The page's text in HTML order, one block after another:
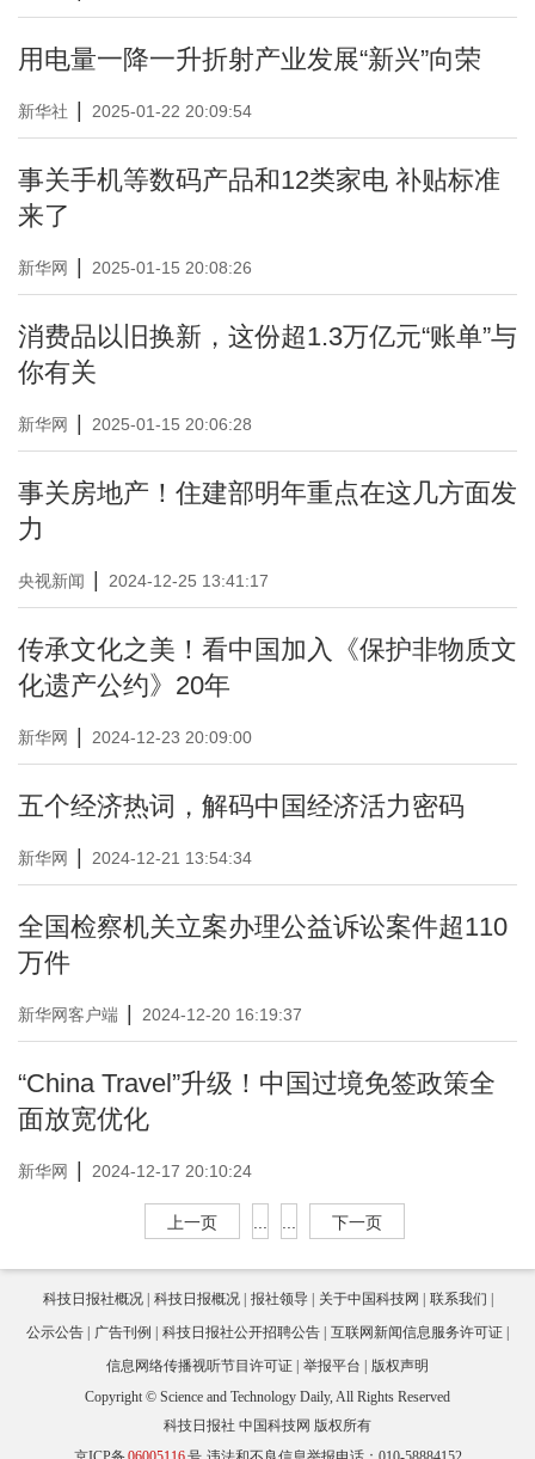
用电量一降一升折射产业发展“新兴”向荣
新华社 2025-01-22 20:09:54
事关手机等数码产品和12类家电 补贴标准
来了
新华网 2025-01-15 20:08:26
消费品以旧换新，这份超1.3万亿元“账单”与
你有关
新华网 2025-01-15 20:06:28
事关房地产！住建部明年重点在这几方面发
力
央视新闻 2024-12-25 13:41:17
传承文化之美！看中国加入《保护非物质文
化遗产公约》20年
新华网 2024-12-23 20:09:00
五个经济热词，解码中国经济活力密码
新华网 2024-12-21 13:54:34
全国检察机关立案办理公益诉讼案件超110
万件
新华网客户端 2024-12-20 16:19:37
“China Travel”升级！中国过境免签政策全
面放宽优化
新华网 2024-12-17 20:10:24
上一页 下一页
科技日报社概况 科技日报概况 报社领导 关于中国科技网
联系我们
公示公告
广告刊例 科技日报社公开招聘公告
互联网新闻信息服务许可证
信息网络传播视听节目许可证
举报平台
版权声明
Copyright © Science and Technology Daily, All Rights Reserved
科技日报社 中国科技网 版权所有